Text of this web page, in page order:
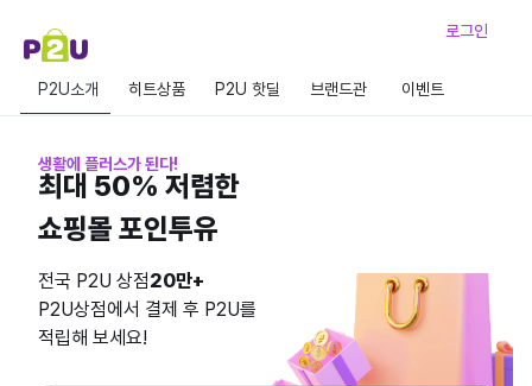
로그인
P2U소개 히트상품 P2U 핫딜 브랜드관 이벤트